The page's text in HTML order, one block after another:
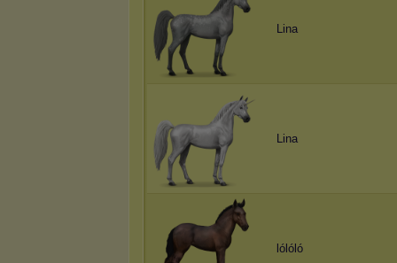
Lina
Lina
lólóló